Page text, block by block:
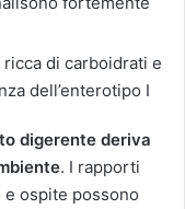
di carboidrati e
dell’enterotipo I
digerente deriva
. I rapporti
ospite possono